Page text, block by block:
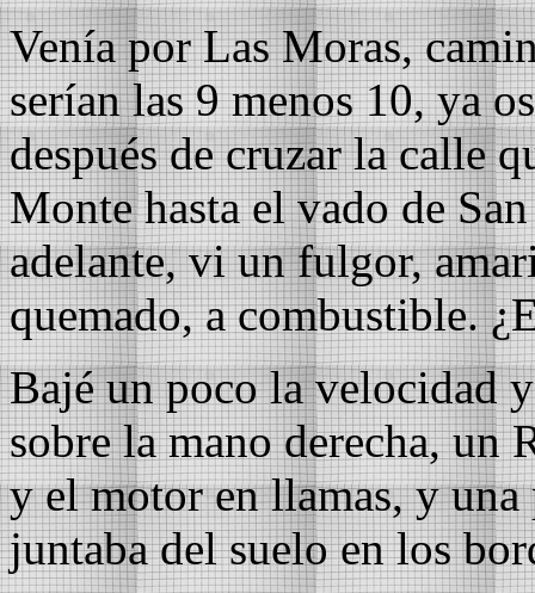
Venía por Las Moras,
serían las 9 menos 10, ya
después de cruzar la calle
Monte hasta el vado de
adelante, vi un fulgor,
quemado, a combustible.
Bajé un poco la velocidad
sobre la mano derecha, un
y el motor en llamas, y una
juntaba del suelo en los